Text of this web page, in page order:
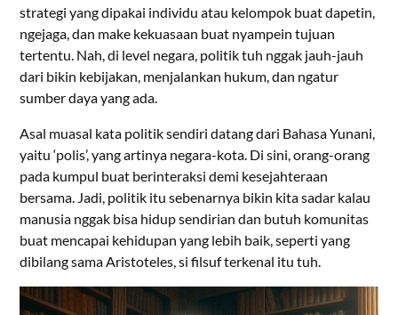
strategi yang dipakai individu atau kelompok buat dapetin,
ngejaga, dan make kekuasaan buat nyampein tujuan
tertentu. Nah, di level negara, politik tuh nggak jauh-jauh
dari bikin kebijakan, menjalankan hukum, dan ngatur
sumber daya yang ada.
Asal muasal kata politik sendiri datang dari Bahasa Yunani,
yaitu ‘polis’, yang artinya negara-kota. Di sini, orang-orang
pada kumpul buat berinteraksi demi kesejahteraan
bersama. Jadi, politik itu sebenarnya bikin kita sadar kalau
manusia nggak bisa hidup sendirian dan butuh komunitas
buat mencapai kehidupan yang lebih baik, seperti yang
dibilang sama Aristoteles, si filsuf terkenal itu tuh.